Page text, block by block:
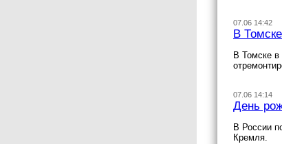
07.06 14:42
В
В Томске
07.06 14:14
День
В России
Кремля.